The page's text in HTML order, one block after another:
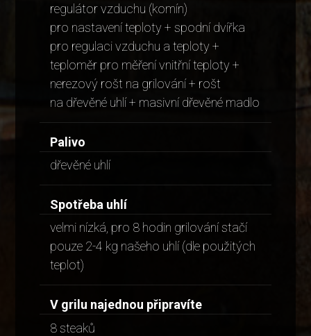
regulátor vzduchu (komín)
pro nastavení teploty + spodní dvířka
pro regulaci vzduchu a teploty +
teploměr pro měření vnitřní teploty +
nerezový rošt na grilování + rošt
na dřevěné uhlí + masivní dřevěné madlo
Palivo
dřevěné uhlí
Spotřeba uhlí
velmi nízká, pro 8 hodin grilování stačí
pouze 2-4 kg našeho uhlí (dle použitých
teplot)
V grilu najednou připravíte
8 steaků